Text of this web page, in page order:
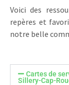
Voici des
repères et
notre belle
Cartes de
Sillery-Cap-